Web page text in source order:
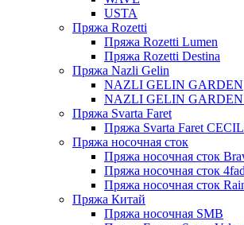
USTA
Пряжа Rozetti
Пряжа Rozetti Lumen
Пряжа Rozetti Destina
Пряжа Nazli Gelin
NAZLI GELIN GARDEN
NAZLI GELIN
Пряжа Svarta Faret
Пряжа Svarta Faret
Пряжа носочная сток
Пряжа носочная сток
Пряжа носочная сток
Пряжа носочная сток
Пряжа Китай
Пряжа носочная SMB